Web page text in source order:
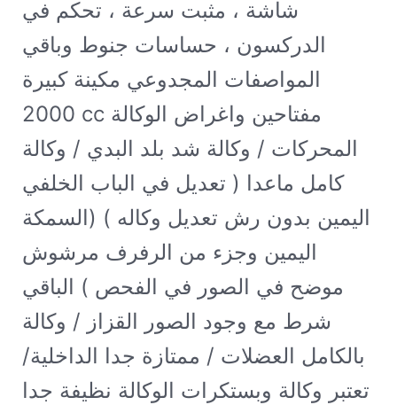
شاشة ، مثبت سرعة ، تحكم في
الدركسون ، حساسات جنوط وباقي
المواصفات المجدوعي مكينة كبيرة
2000 cc مفتاحين واغراض الوكالة
المحركات / وكالة شد بلد البدي / وكالة
كامل ماعدا ( تعديل في الباب الخلفي
اليمين بدون رش تعديل وكاله ) (السمكة
اليمين وجزء من الرفرف مرشوش
موضح في الصور في الفحص ) الباقي
شرط مع وجود الصور القزاز / وكالة
بالكامل العضلات / ممتازة جدا الداخلية/
تعتبر وكالة وبستكرات الوكالة نظيفة جدا